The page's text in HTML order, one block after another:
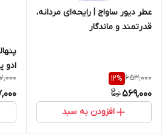
عطر دیور ساواج | رایحه‌ای مردانه،
قدرتمند و ماندگار
653,000
12%
569,000
افزودن به سبد
میل